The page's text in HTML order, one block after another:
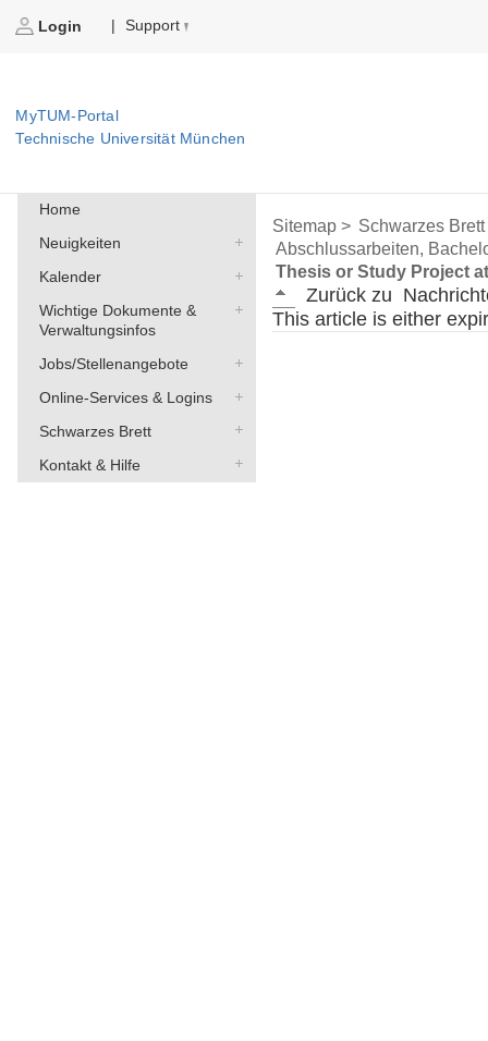
Login | Support
MyTUM-Portal
Technische Universität München
Home
Neuigkeiten
Kalender
Wichtige Dokumente &
Verwaltungsinfos
Jobs/Stellenangebote
Online-Services & Logins
Schwarzes Brett
Kontakt & Hilfe
Sitemap > Schwarzes Brett
Abschlussarbeiten,
Thesis or Study Project
Zurück zu
This article is either